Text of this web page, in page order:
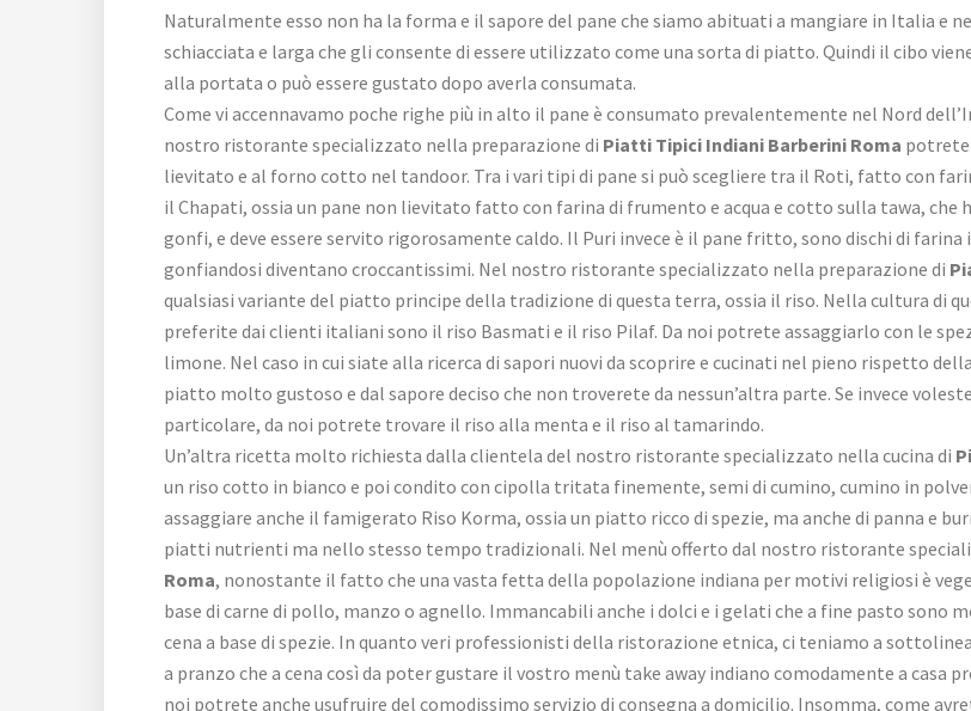
Naturalmente esso non ha la forma e il sapore del pane che siamo abituati a mangiare in Italia e
schiacciata e larga che gli consente di essere utilizzato come una sorta di piatto. Quindi il cibo
alla portata o può essere gustato dopo averla consumata.
Come vi accennavamo poche righe più in alto il pane è consumato prevalentemente nel Nord
nostro ristorante specializzato nella preparazione di Piatti Tipici Indiani Barberini Roma
lievitato e al forno cotto nel tandoor. Tra i vari tipi di pane si può scegliere tra il Roti, fatto con
il Chapati, ossia un pane non lievitato fatto con farina di frumento e acqua e cotto sulla tawa, che
gonfi, e deve essere servito rigorosamente caldo. Il Puri invece è il pane fritto, sono dischi di
gonfiandosi diventano croccantissimi. Nel nostro ristorante specializzato nella preparazione di
qualsiasi variante del piatto principe della tradizione di questa terra, ossia il riso. Nella cultura di
preferite dai clienti italiani sono il riso Basmati e il riso Pilaf. Da noi potrete assaggiarlo con le
limone. Nel caso in cui siate alla ricerca di sapori nuovi da scoprire e cucinati nel pieno rispetto
piatto molto gustoso e dal sapore deciso che non troverete da nessun’altra parte. Se invece
particolare, da noi potrete trovare il riso alla menta e il riso al tamarindo.
Un’altra ricetta molto richiesta dalla clientela del nostro ristorante specializzato nella cucina di
un riso cotto in bianco e poi condito con cipolla tritata finemente, semi di cumino, cumino in
assaggiare anche il famigerato Riso Korma, ossia un piatto ricco di spezie, ma anche di panna e
piatti nutrienti ma nello stesso tempo tradizionali. Nel menù offerto dal nostro ristorante
Roma, nonostante il fatto che una vasta fetta della popolazione indiana per motivi religiosi è
base di carne di pollo, manzo o agnello. Immancabili anche i dolci e i gelati che a fine pasto
cena a base di spezie. In quanto veri professionisti della ristorazione etnica, ci teniamo a
a pranzo che a cena così da poter gustare il vostro menù take away indiano comodamente a casa
noi potrete anche usufruire del comodissimo servizio di consegna a domicilio. Insomma, come